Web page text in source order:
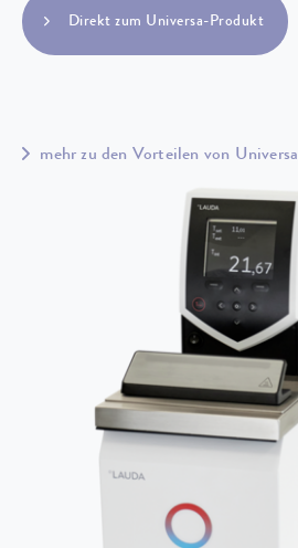
Direkt zum Universa-Produkt
mehr zu den Vorteilen von Universa